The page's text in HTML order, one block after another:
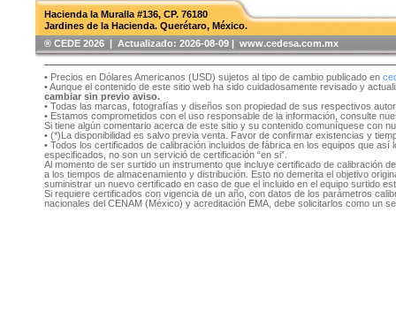
Hacienda la Muralla #136, CP. 76180
Jardines de la Hacienda. Querétaro, México.
®️ CEDE 2026 | Actualizado: 2026-08-09 | www.cedesa.com.mx
• Precios en Dólares Americanos (USD) sujetos al tipo de cambio publicado en
• Aunque el contenido de este sitio web ha sido cuidadosamente revisado y
cambiar sin previo aviso.
• Todas las marcas, fotografías y diseños son propiedad de sus respectivos
• Estamos comprometidos con el uso responsable de la información, consulte
Si tiene algún comentario acerca de este sitio y su contenido comuníquese con
• (*)La disponibilidad es salvo previa venta. Favor de confirmar existencias y
• Todos los certificados de calibración incluidos de fábrica en los equipos que
especificados, no son un servició de certificación “en si”.
Al momento de ser surtido un instrumento que incluye certificado de calibración
a los tiempos de almacenamiento y distribución. Esto no demerita el objetivo
suministrar un nuevo certificado en caso de que el incluido en el equipo surtido
Si requiere certificados con vigencia de un año, con datos de los parámetros
nacionales del CENAM (México) y acreditación EMA, debe solicitarlos como un